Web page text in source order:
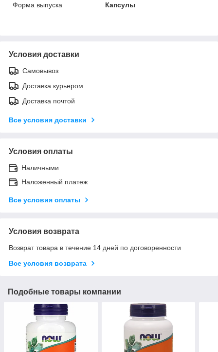
Форма выпуска
Капсулы
Условия доставки
Самовывоз
Доставка курьером
Доставка почтой
Все условия доставки
Условия оплаты
Наличными
Наложенный платеж
Все условия оплаты
Условия возврата
Возврат товара в течение 14 дней по договоренности
Все условия возврата
Подобные товары компании